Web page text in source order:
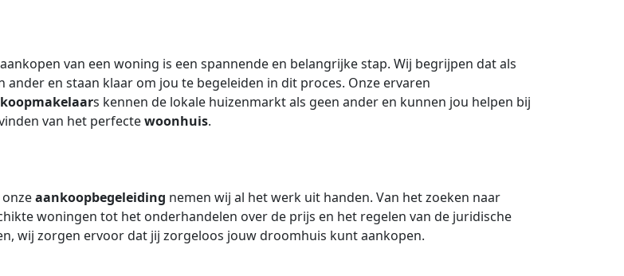
van een woning is een spannende en belangrijke stap. Wij begrijpen dat als
ander en staan klaar om jou te begeleiden in dit proces. Onze ervaren
s kennen de lokale huizenmarkt als geen ander en kunnen jou helpen bij
van het perfectewoonhuis.
aankoopbegeleiding nemen wij al het werk uit handen. Van het zoeken naar
woningen tot het onderhandelen over de prijs en het regelen van de juridische
wij zorgen ervoor dat jij zorgeloos jouw droomhuis kunt aankopen.